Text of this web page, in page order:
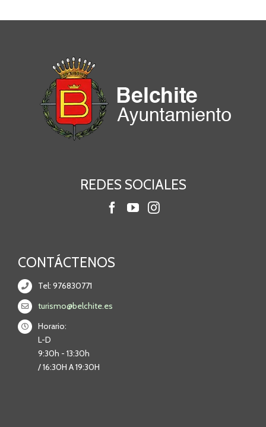
REDES SOCIALES
CONTÁCTENOS
Tel: 976830771
turismo@belchite.es
Horario:
L-D
9:30h - 13:30h
/ 16:30H A 19:30H